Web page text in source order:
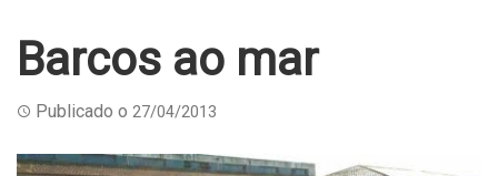
Barcos ao mar
Publicado o 27/04/2013